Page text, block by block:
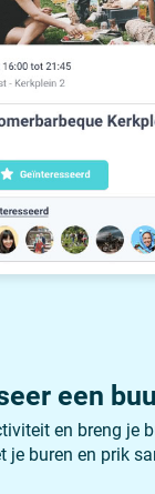
een
en breng je
je buren en prik